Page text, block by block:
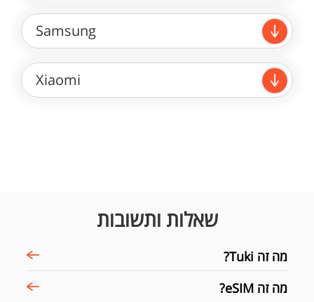
Samsung
Xiaomi
שאלות ותשובות
מה זה Tuki?
מה זה eSIM?